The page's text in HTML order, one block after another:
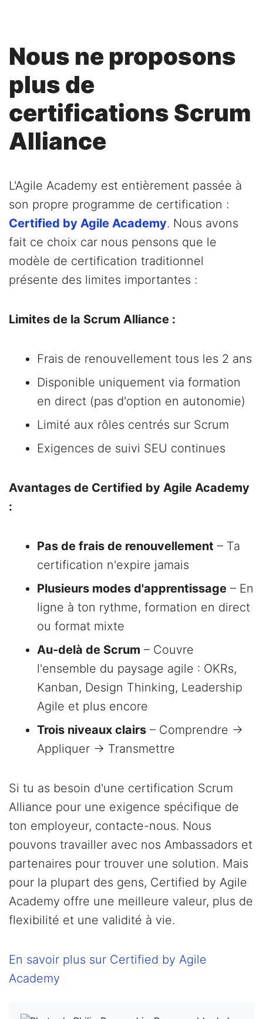
Nous ne proposons
plus de
certifications Scrum
Alliance
L'Agile Academy est entièrement passée à
son propre programme de certification :
Certified by Agile Academy. Nous avons
fait ce choix car nous pensons que le
modèle de certification traditionnel
présente des limites importantes :
Limites de la Scrum Alliance :
Frais de renouvellement tous les 2 ans
Disponible uniquement via formation
en direct (pas d'option en autonomie)
Limité aux rôles centrés sur Scrum
Exigences de suivi SEU continues
Avantages de Certified by Agile Academy
:
Pas de frais de renouvellement – Ta
certification n'expire jamais
Plusieurs modes d'apprentissage – En
ligne à ton rythme, formation en direct
ou format mixte
Au-delà de Scrum – Couvre
l'ensemble du paysage agile : OKRs,
Kanban, Design Thinking, Leadership
Agile et plus encore
Trois niveaux clairs – Comprendre →
Appliquer → Transmettre
Si tu as besoin d'une certification Scrum
Alliance pour une exigence spécifique de
ton employeur, contacte-nous. Nous
pouvons travailler avec nos Ambassadors et
partenaires pour trouver une solution. Mais
pour la plupart des gens, Certified by Agile
Academy offre une meilleure valeur, plus de
flexibilité et une validité à vie.
En savoir plus sur Certified by Agile
Academy